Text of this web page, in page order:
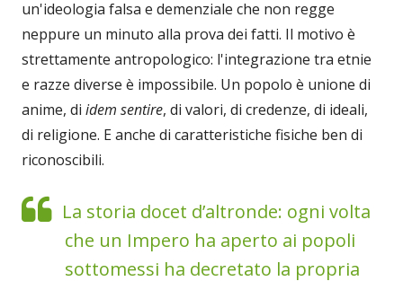
un'ideologia falsa e demenziale che non regge
neppure un minuto alla prova dei fatti. Il motivo è
strettamente antropologico: l'integrazione tra etnie
e razze diverse è impossibile. Un popolo è unione di
anime, di idem sentire, di valori, di credenze, di ideali,
di religione. E anche di caratteristiche fisiche ben di
riconoscibili.
La storia docet d’altronde: ogni volta
che un Impero ha aperto ai popoli
sottomessi ha decretato la propria